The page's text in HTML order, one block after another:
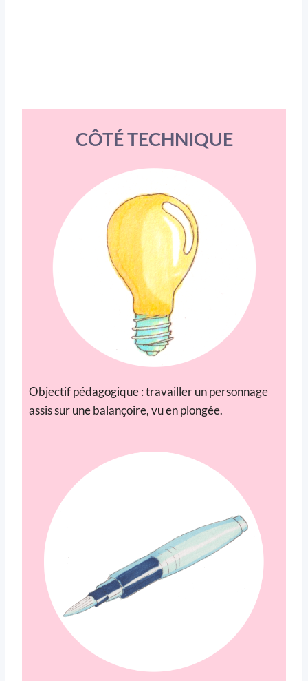
CÔTÉ TECHNIQUE
Objectif pédagogique : travailler un personnage
assis sur une balançoire, vu en plongée.